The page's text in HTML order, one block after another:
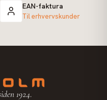
EAN-faktura
Til erhvervskunder
1924.